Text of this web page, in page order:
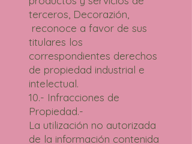
terceros, Decorazión,
reconoce a favor de sus
titulares los
correspondientes derechos
de propiedad industrial e
intelectual.
10.- Infracciones de
Propiedad.-
La utilización no autorizada
de la información contenida